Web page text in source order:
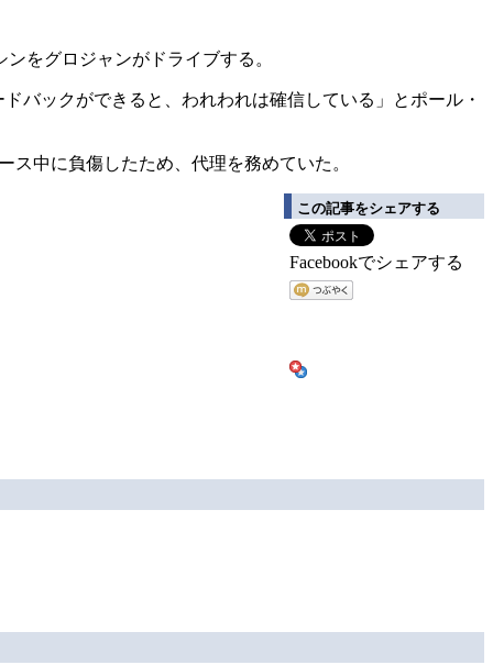
をグロジャンがドライブする。
バックができると、われわれは確信している」とポール・
ス中に負傷したため、代理を務めていた。
この記事をシェアする
Facebookでシェアする